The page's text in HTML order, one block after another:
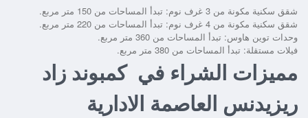
شقق سكنية مكونة من 3 غرف نوم: تبدأ المساحات من 150 متر مربع.
شقق سكنية مكونة من 4 غرف نوم: تبدأ المساحات من 220 متر مربع.
وحدات توين هاوس: تبدأ المساحات من 360 متر مربع.
فيلات مستقلة: تبدأ المساحات من 380 متر مربع.
مميزات الشراء في كمبوند زاد
ريزيدنس العاصمة الادارية